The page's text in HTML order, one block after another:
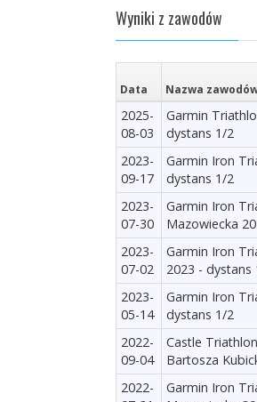
Wyniki z zawodów
Data Nazwa
2025-
08-03
Garmin
dystans 1/2
2023-
09-17
Garmin Iron
dystans 1/2
2023-
07-30
Garmin Iron
Mazowiecka
2023-
07-02
Garmin Iron
2023 - dystans
2023-
05-14
Garmin Iron
dystans 1/2
2022-
09-04
Castle
Bartosza
2022-
Garmin Iron